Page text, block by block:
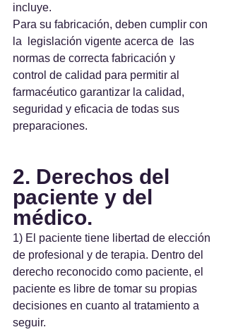
incluye.
Para su fabricación, deben cumplir con
la  legislación vigente acerca de  las
normas de correcta fabricación y
control de calidad para permitir al
farmacéutico garantizar la calidad,
seguridad y eficacia de todas sus
preparaciones.
2. Derechos del
paciente y del
médico.
1) El paciente tiene libertad de elección
de profesional y de terapia. Dentro del
derecho reconocido como paciente, el
paciente es libre de tomar su propias
decisiones en cuanto al tratamiento a
seguir.